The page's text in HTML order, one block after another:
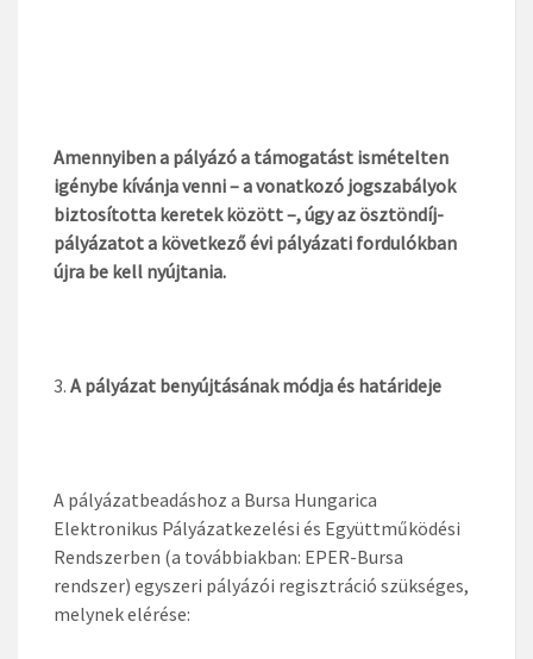
Amennyiben a pályázó a támogatást ismételten
igénybe kívánja venni – a vonatkozó jogszabályok
biztosította keretek között –, úgy az ösztöndíj-
pályázatot a következő évi pályázati fordulókban
újra be kell nyújtania.
Apályázat benyújtásának módja és határideje
A pályázatbeadáshoz a Bursa Hungarica
Elektronikus Pályázatkezelési és Együttműködési
Rendszerben (a továbbiakban: EPER-Bursa
rendszer) egyszeri pályázói regisztráció szükséges,
melynek elérése: